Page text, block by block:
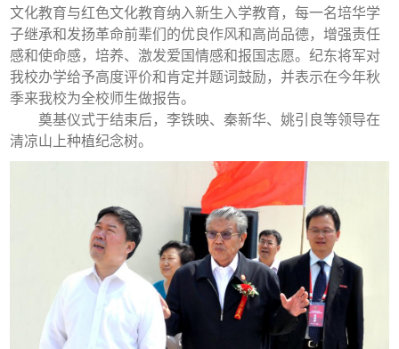
文化教育与红色文化教育纳入新生入学教育，每一名培华学
子继承和发扬革命前辈们的优良作风和高尚品德，增强责任
感和使命感，培养、激发爱国情感和报国志愿。纪东将军对
我校办学给予高度评价和肯定并题词鼓励，并表示在今年秋
季来我校为全校师生做报告。
奠基仪式于结束后，李铁映、秦新华、姚引良等领导在
清凉山上种植纪念树。